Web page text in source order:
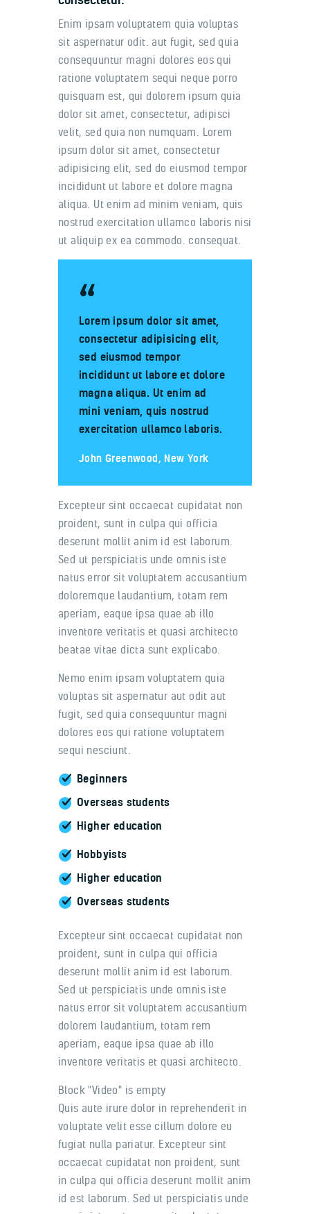
Enim ipsam voluptatem quia voluptas
sit aspernatur odit. aut fugit, sed quia
consequuntur magni dolores eos qui
ratione voluptatem sequi neque porro
quisquam est, qui dolorem ipsum quia
dolor sit amet, consectetur, adipisci
velit, sed quia non numquam. Lorem
ipsum dolor sit amet, consectetur
adipisicing elit, sed do eiusmod tempor
incididunt ut labore et dolore magna
aliqua. Ut enim ad minim veniam, quis
nostrud exercitation ullamco laboris nisi
ut aliquip ex ea commodo. consequat.
Lorem ipsum dolor sit amet,
consectetur adipisicing elit,
sed eiusmod tempor
incididunt ut labore et dolore
magna aliqua. Ut enim ad
mini veniam, quis nostrud
exercitation ullamco laboris.
John Greenwood, New York
Excepteur sint occaecat cupidatat non
proident, sunt in culpa qui officia
deserunt mollit anim id est laborum.
Sed ut perspiciatis unde omnis iste
natus error sit voluptatem accusantium
doloremque laudantium, totam rem
aperiam, eaque ipsa quae ab illo
inventore veritatis et quasi architecto
beatae vitae dicta sunt explicabo.
Nemo enim ipsam voluptatem quia
voluptas sit aspernatur aut odit aut
fugit, sed quia consequuntur magni
dolores eos qui ratione voluptatem
sequi nesciunt.
Beginners
Overseas students
Higher education
Hobbyists
Higher education
Overseas students
Excepteur sint occaecat cupidatat non
proident, sunt in culpa qui officia
deserunt mollit anim id est laborum.
Sed ut perspiciatis unde omnis iste
natus error sit voluptatem accusantium
dolorem laudantium, totam rem
aperiam, eaque ipsa quae ab illo
inventore veritatis et quasi architecto.
Block "Video" is empty
Quis aute irure dolor in reprehenderit in
voluptate velit esse cillum dolore eu
fugiat nulla pariatur. Excepteur sint
occaecat cupidatat non proident, sunt
in culpa qui officia deserunt mollit anim
id est laborum. Sed ut perspiciatis unde